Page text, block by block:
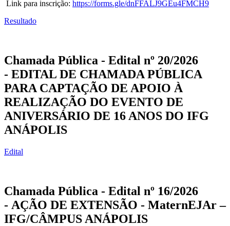
Link para inscrição: https://forms.gle/dnFFALJ9GEu4FMCH9
Resultado
Chamada Pública - Edital nº 20/2026
- EDITAL DE CHAMADA PÚBLICA
PARA CAPTAÇÃO DE APOIO À
REALIZAÇÃO DO EVENTO DE
ANIVERSÁRIO DE 16 ANOS DO IFG
ANÁPOLIS
Edital
Chamada Pública - Edital nº 16/2026
- AÇÃO DE EXTENSÃO - MaternEJAr–
IFG/CÂMPUS ANÁPOLIS